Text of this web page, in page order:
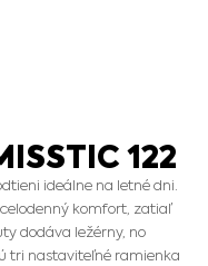
122
ideálne na letné dni.
komfort, zatiaľ
dodáva ležérny, no
tri nastaviteľné ramienka